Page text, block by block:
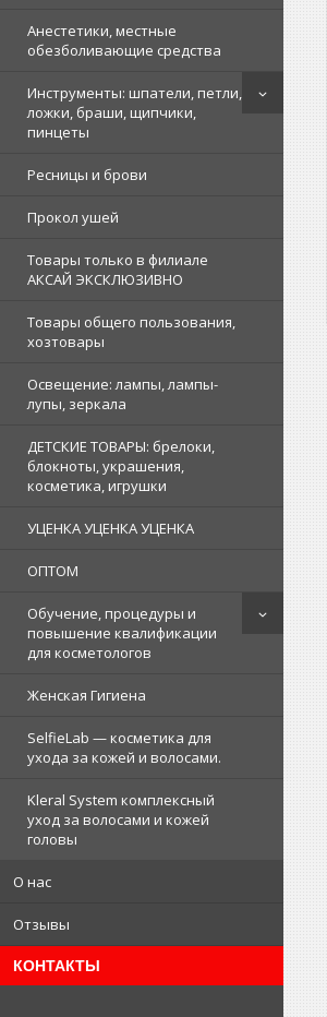
Анестетики, местные
обезболивающие средства
Инструменты: шпатели, петли,
ложки, браши, щипчики,
пинцеты
Ресницы и брови
Прокол ушей
Товары только в филиале
АКСАЙ ЭКСКЛЮЗИВНО
Товары общего пользования,
хозтовары
Освещение: лампы, лампы-
лупы, зеркала
ДЕТСКИЕ ТОВАРЫ: брелоки,
блокноты, украшения,
косметика, игрушки
УЦЕНКА УЦЕНКА УЦЕНКА
ОПТОМ
Обучение, процедуры и
повышение квалификации
для косметологов
Женская Гигиена
SelfieLab — косметика для
ухода за кожей и волосами.
Kleral System комплексный
уход за волосами и кожей
головы
О нас
Отзывы
КОНТАКТЫ